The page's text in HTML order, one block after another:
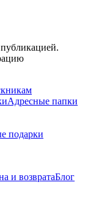
Адресные папки
подарки
и возвратаБлог